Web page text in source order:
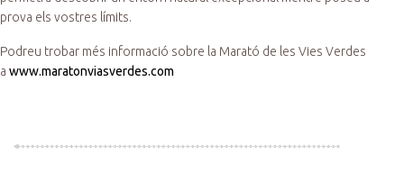
prova els vostres límits.
Podreu trobar més informació sobre la Marató de les Vies Verdes
a www.maratonviasverdes.com